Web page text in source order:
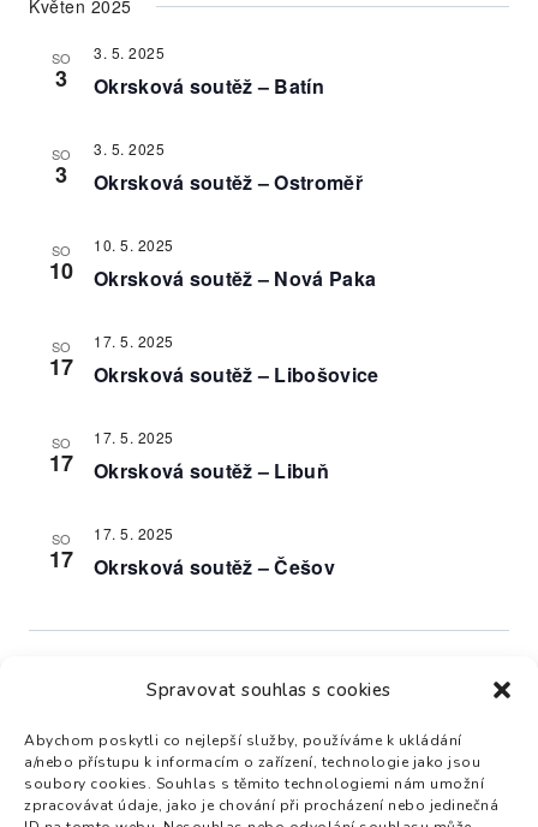
Spravovat souhlas s cookies
Abychom poskytli co nejlepší služby, používáme k ukládání
a/nebo přístupu k informacím o zařízení, technologie jako jsou
soubory cookies. Souhlas s těmito technologiemi nám umožní
zpracovávat údaje, jako je chování při procházení nebo jedinečná
Květen 2025
SO
3
3. 5. 2025
Okrsková soutěž – Batín
SO
3
3. 5. 2025
Okrsková soutěž – Ostroměř
SO
10
10. 5. 2025
Okrsková soutěž – Nová Paka
SO
17
17. 5. 2025
Okrsková soutěž – Libošovice
SO
17
17. 5. 2025
Okrsková soutěž – Libuň
SO
17
17. 5. 2025
Okrsková soutěž – Češov
Odebírat kalendář